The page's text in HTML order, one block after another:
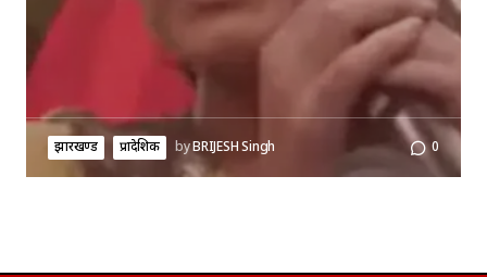
झारखण्ड प्रादेशिक byBRIJESH Singh 0